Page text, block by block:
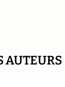
AUTEURS